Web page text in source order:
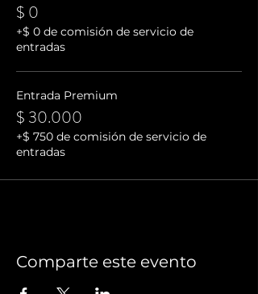
$ 0
+$ 0 de comisión de servicio de
entradas
Entrada Premium
$ 30.000
+$ 750 de comisión de servicio de
entradas
Comparte este evento